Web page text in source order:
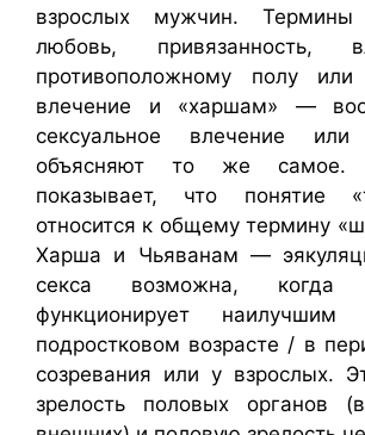
взрослых мужчин.
любовь, привязанность,
противоположному полу или
влечение и «харшам» —
сексуальное влечение
объясняют то же самое.
показывает, что понятие
относится к общему термину
Харша и Чьяванам —
секса возможна, когда
функционирует
подростковом возрасте / в
созревания или у взрослых.
зрелость половых органов